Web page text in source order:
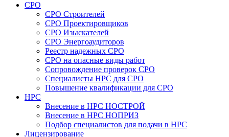
СРО
СРО Строителей
СРО Проектировщиков
СРО Изыскателей
СРО Энергоаудиторов
Реестр надежных СРО
СРО на опасные виды работ
Сопровождение проверок СРО
Специалисты НРС для СРО
Повышение квалификации для СРО
НРС
Внесение в НРС НОСТРОЙ
Внесение в НРС НОПРИЗ
Подбор специалистов для подачи в НРС
Лицензирование